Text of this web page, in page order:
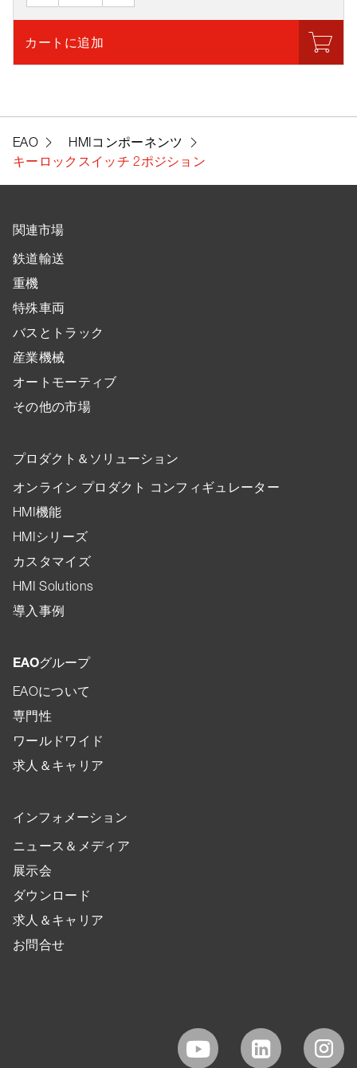
カートに追加
EAO
HMIコンポーネンツ
キーロックスイッチ 2ポジション
関連市場
鉄道輸送
重機
特殊車両
バスとトラック
産業機械
オートモーティブ
その他の市場
プロダクト＆ソリューション
オンライン プロダクト コンフィギュレーター
HMI機能
HMIシリーズ
カスタマイズ
HMI Solutions
導入事例
EAOグループ
EAOについて
専門性
ワールドワイド
求人＆キャリア
インフォメーション
ニュース＆メディア
展示会
ダウンロード
求人＆キャリア
お問合せ